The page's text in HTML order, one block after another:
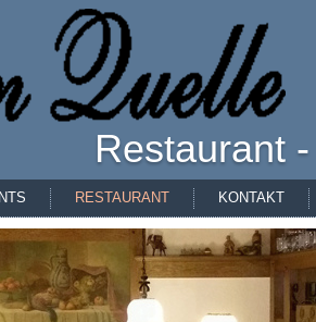
Restaurant
RESTAURANT KONTAKT